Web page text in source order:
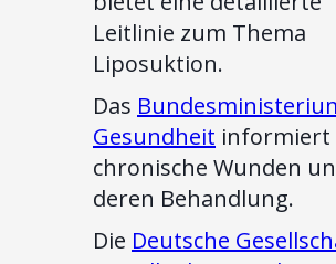
Leitlinie zum Thema
Liposuktion.
Das
Gesundheit informiert
chronische Wunden
deren Behandlung.
Die Deutsche